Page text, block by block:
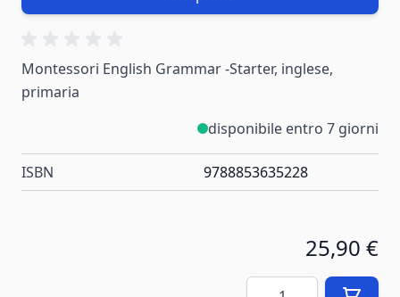
Montessori English Grammar -Starter, inglese,
primaria
disponibile entro 7 giorni
ISBN 9788853635228
25,90 €
Quantità